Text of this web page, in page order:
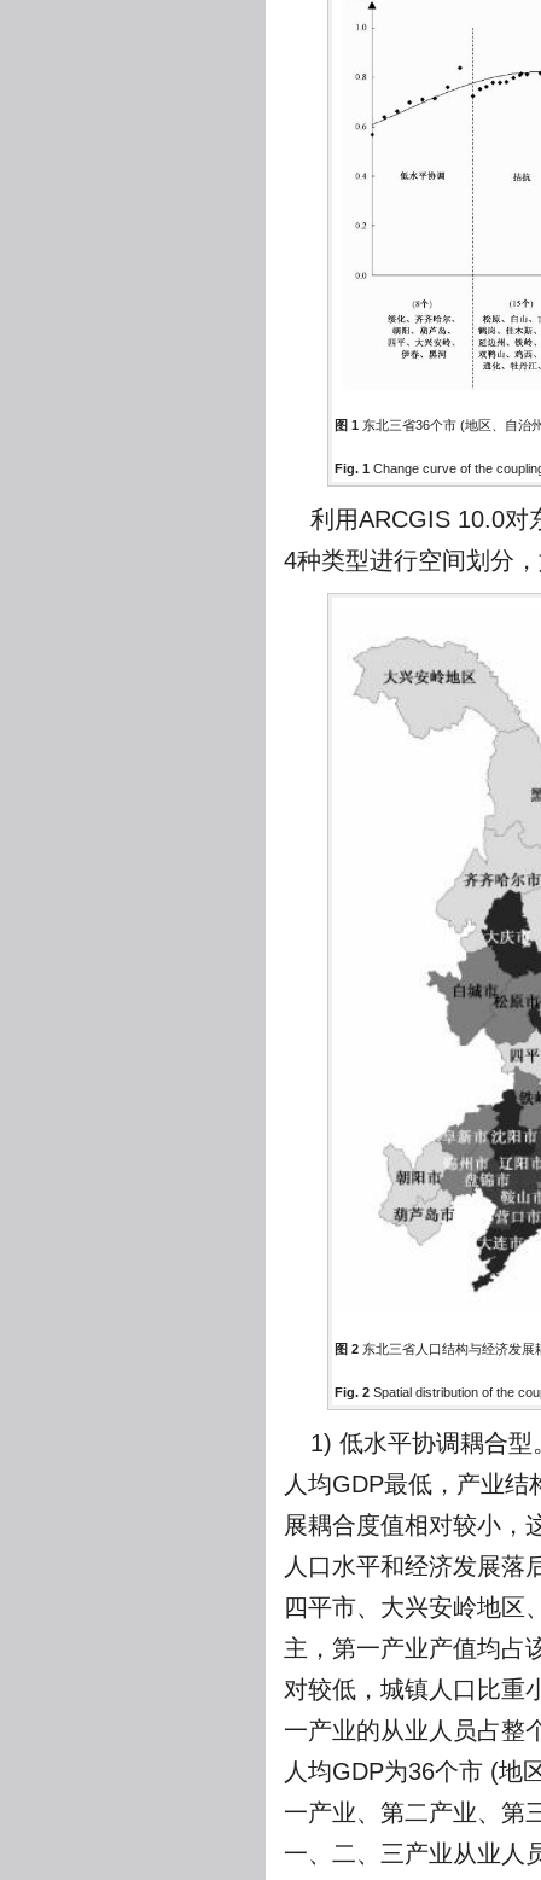
图 1 东北三省36个市 (地区、自治
Fig. 1 Change curve of the
利用ARCGIS 10.0对
4种类型进行空间划分
图 2 东北三省人口结构与经济发展
Fig. 2 Spatial distribution of the
1) 低水平协调耦合
人均GDP最低，产业
展耦合度值相对较小，
人口水平和经济发展落
四平市、大兴安岭地区
主，第一产业产值均占
对较低，城镇人口比重
一产业的从业人员占整
人均GDP为36个市 (地
一产业、第二产业、第
一、二、三产业从业人